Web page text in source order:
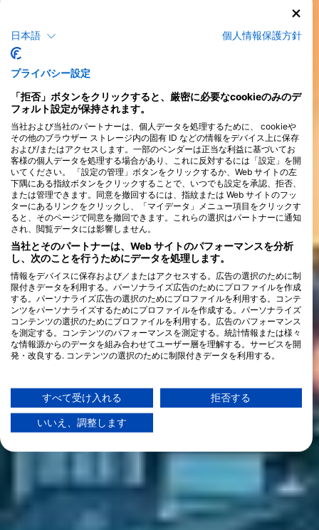
は、サルデーニャ、アオザメのダイビングで世界的に有名なアゾ
レス諸島、カナリア諸島、そしてキオス島などがあります。この
地域で最高のダイビングコンディションに恵まれるのは、4月から
日本語 個人情報保護方針
プライバシー設定
「拒否」ボタンをクリックすると、厳密に必要なcookieのみのデ
フォルト設定が保持されます。
当社および当社のパートナーは、個人データを処理するために、 cookieや
その他のブラウザー ストレージ内の固有 ID などの情報をデバイス上に保存
および/またはアクセスします。一部のベンダーは正当な利益に基づいてお
客様の個人データを処理する場合があり、これに反対するには「設定」を開
いてください。 「設定の管理」ボタンをクリックするか、Web サイトの左
下隅にある指紋ボタンをクリックすることで、いつでも設定を承認、拒否、
または管理できます。同意を撤回するには、指紋または Web サイトのフッ
ターにあるリンクをクリックし、「マイデータ」メニュー項目をクリックす
ると、そのページで同意を撤回できます。これらの選択はパートナーに通知
され、閲覧データには影響しません。
当社とそのパートナーは、Web サイトのパフォーマンスを分析
し、次のことを行うためにデータを処理します。
情報をデバイスに保存および／またはアクセスする。広告の選択のために制
限付きデータを利用する。パーソナライズ広告のためにプロファイルを作成
する。パーソナライズ広告の選択のためにプロファイルを利用する。コンテ
ンツをパーソナライズするためにプロファイルを作成する。パーソナライズ
コンテンツの選択のためにプロファイルを利用する。広告のパフォーマンス
を測定する。コンテンツのパフォーマンスを測定する。統計情報または様々
な情報源からのデータを組み合わせてユーザー層を理解する。サービスを開
発・改良する. コンテンツの選択のために制限付きデータを利用する。
データは欧州連合外で共有され、米国に送信される場合があります。
お客様の同意とcookieポリシーは、この Web サイト/アプリにのみ適用され
当社はお客様のデータを次の目的で使用します。
情報をデバイスに保存および／またはアクセス
すべて受け入れる 拒否する
いいえ、調整します